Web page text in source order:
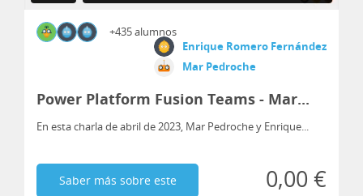
+435 alumnos
Enrique Romero Fernández
Mar Pedroche
Power Platform Fusion Teams - Mar...
En esta charla de abril de 2023, Mar Pedroche y Enrique...
Saber más sobre este 0,00 €